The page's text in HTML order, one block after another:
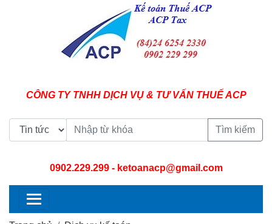
CÔNG TY TNHH DỊCH VỤ & TƯ VẤN THUẾ ACP
Tìm kiếm
0902.229.299- ketoanacp@gmail.com